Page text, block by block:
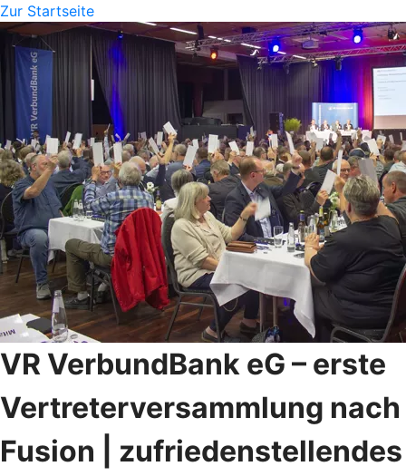
Zur Startseite
VR VerbundBank eG – erste
Vertreterversammlung nach
Fusion | zufriedenstellendes